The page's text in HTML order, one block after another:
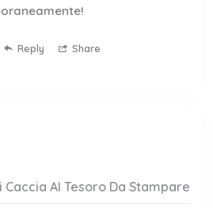
Reply Share
Al Tesoro Da Stampare